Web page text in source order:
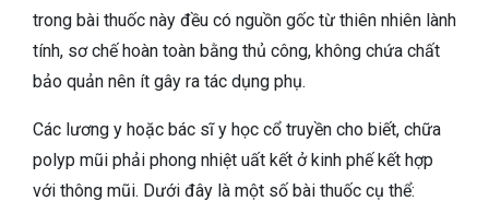
trong bài thuốc này đều có nguồn gốc từ thiên nhiên lành
tính, sơ chế hoàn toàn bằng thủ công, không chứa chất
bảo quản nên ít gây ra tác dụng phụ.
Các lương y hoặc bác sĩ y học cổ truyền cho biết, chữa
polyp mũi phải phong nhiệt uất kết ở kinh phế kết hợp
với thông mũi. Dưới đây là một số bài thuốc cụ thể: